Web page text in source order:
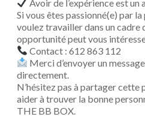
Avoir de l’expérience est un
Si vous êtes passionné(e) par
voulez travailler dans un cadre
opportunité peut vous
Contact : 612 863 112
Merci d’envoyer un
directement.
N’hésitez pas à partager cette
aider à trouver la bonne
THE BB BOX.